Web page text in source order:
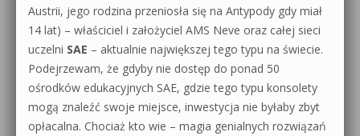
Austrii, jego rodzina przeniosła się na Antypody gdy miał
14 lat) – właściciel i założyciel AMS Neve oraz całej sieci
uczelni SAE – aktualnie największej tego typu na świecie.
Podejrzewam, że gdyby nie dostęp do ponad 50
ośrodków edukacyjnych SAE, gdzie tego typu konsolety
mogą znaleźć swoje miejsce, inwestycja nie byłaby zbyt
opłacalna. Chociaż kto wie – magia genialnych rozwiązań